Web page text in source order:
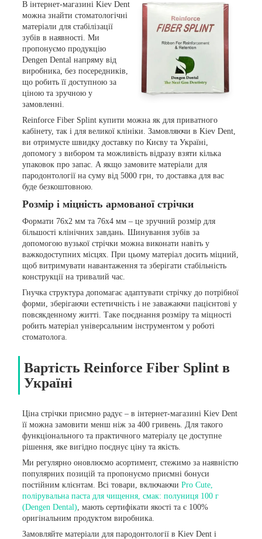
В інтернет-магазині Kiev Dent
можна знайти стоматологічні
матеріали для стабілізації
зубів в наявності. Ми
пропонуємо продукцію
Dengen Dental напряму від
виробника, без посередників,
що робить її доступною за
ціною та зручною у
замовленні.
Reinforce Fiber Splint купити можна як для приватного
кабінету, так і для великої клініки. Замовляючи в Kiev Dent,
ви отримуєте швидку доставку по Києву та Україні,
допомогу з вибором та можливість відразу взяти кілька
упаковок про запас. А якщо замовите матеріали для
пародонтології на суму від 5000 грн, то доставка для вас
буде безкоштовною.
Розмір і міцність армованої стрічки
Формати 76х2 мм та 76х4 мм – це зручний розмір для
більшості клінічних завдань. Шинування зубів за
допомогою вузької стрічки можна виконати навіть у
важкодоступних місцях. При цьому матеріал досить міцний,
щоб витримувати навантаження та зберігати стабільність
конструкції на тривалий час.
Гнучка структура допомагає адаптувати стрічку до потрібної
форми, зберігаючи естетичність і не заважаючи пацієнтові у
повсякденному житті. Таке поєднання розміру та міцності
робить матеріал універсальним інструментом у роботі
стоматолога.
Вартість Reinforce Fiber Splint в
Україні
Ціна стрічки приємно радує – в інтернет-магазині Kiev Dent
її можна замовити менш ніж за 400 гривень. Для такого
функціонального та практичного матеріалу це доступне
рішення, яке вигідно поєднує ціну та якість.
Ми регулярно оновлюємо асортимент, стежимо за наявністю
популярних позицій та пропонуємо приємні бонуси
постійним клієнтам. Всі товари, включаючи Pro Cute,
полірувальна паста для чищення, смак: полуниця 100 г
(Dengen Dental) , мають сертифікати якості та є 100%
оригінальним продуктом виробника.
Замовляйте матеріали для пародонтології в Kiev Dent і